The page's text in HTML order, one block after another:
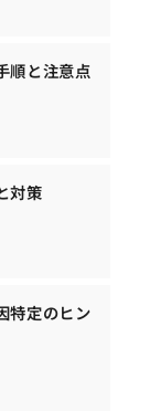
順と注意点
対策
特定のヒン